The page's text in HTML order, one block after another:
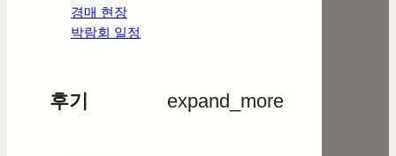
경매 현장
박람회 일정
후기 expand_more